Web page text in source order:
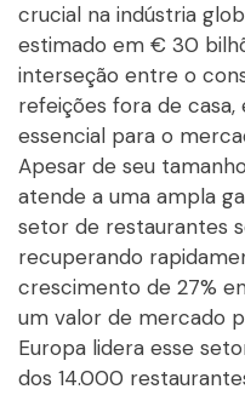
crucial na indústria
estimado em € 30
interseção entre o
refeições fora de
essencial para o
Apesar de seu
atende a uma ampla
setor de restaurantes
recuperando
crescimento de 27%
um valor de mercado
Europa lidera esse
dos 14.000